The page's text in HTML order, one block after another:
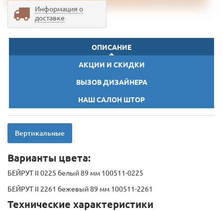
Информация о
доставке
ОПИСАНИЕ
АКЦИИ И СКИДКИ
ВЫЗОВ ДИЗАЙНЕРА
НАШ САЛОН ШТОР
Вертикальные
Варианты цвета:
БЕЙРУТ II 0225 белый 89 мм 100511-0225
БЕЙРУТ II 2261 бежевый 89 мм 100511-2261
Технические характеристики